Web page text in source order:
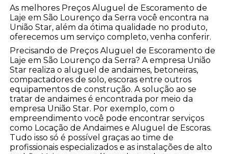
As melhores Preços Aluguel de Escoramento de
Laje em São Lourenço da Serra você encontra na
União Star, além da ótima qualidade no produto,
oferecemos um serviço completo, venha conferir.
Precisando de Preços Aluguel de Escoramento de
Laje em São Lourenço da Serra? A empresa União
Star realiza o aluguel de andaimes, betoneiras,
compactadores de solo, escoras entre outros
equipamentos de construção. A solução ao se
tratar de andaimes é encontrada por meio da
empresa União Star. Por exemplo, com o
empreendimento você pode encontrar serviços
como Locação de Andaimes e Aluguel de Escoras.
Tudo isso só é possível graças ao time de
profissionais especializados e as instalações de alto